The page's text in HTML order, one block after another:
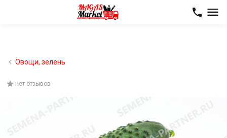
Овощи, зелень
нет отзывов